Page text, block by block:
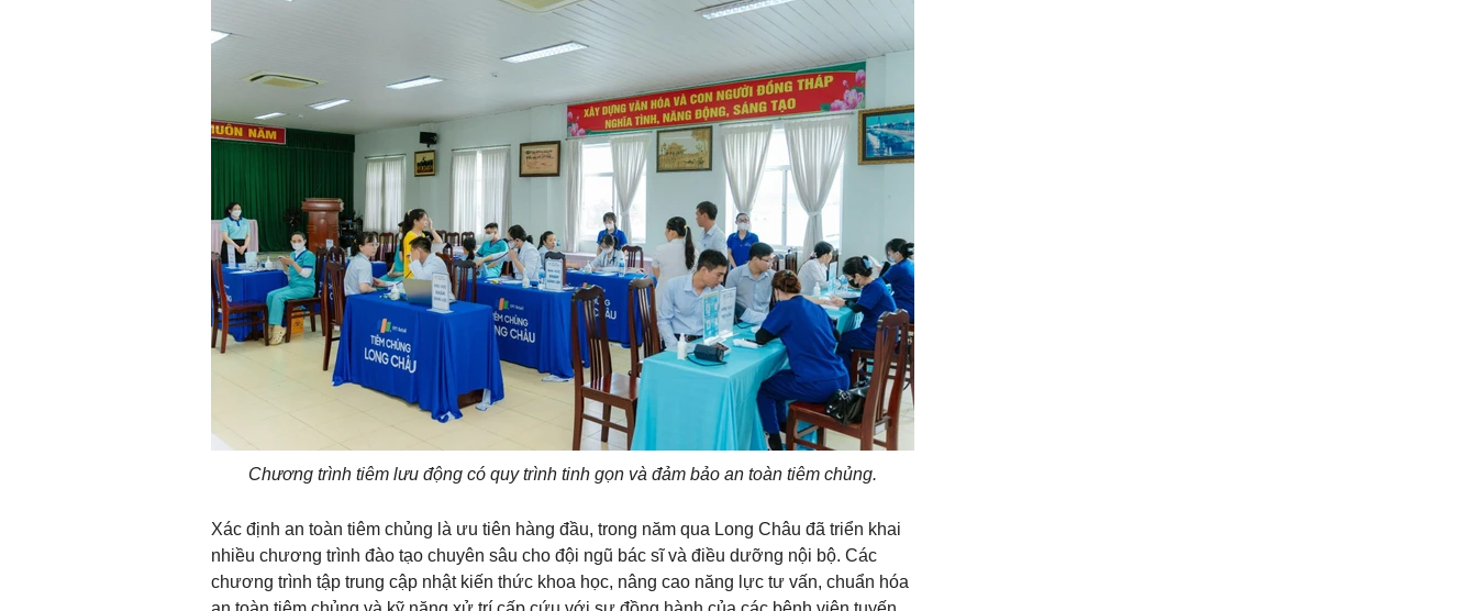
Chương trình tiêm lưu động có quy trình tinh gọn và đảm bảo an toàn tiêm chủng.
Xác định an toàn tiêm chủng là ưu tiên hàng đầu, trong năm qua Long Châu đã triển khai
nhiều chương trình đào tạo chuyên sâu cho đội ngũ bác sĩ và điều dưỡng nội bộ. Các
chương trình tập trung cập nhật kiến thức khoa học, nâng cao năng lực tư vấn, chuẩn hóa